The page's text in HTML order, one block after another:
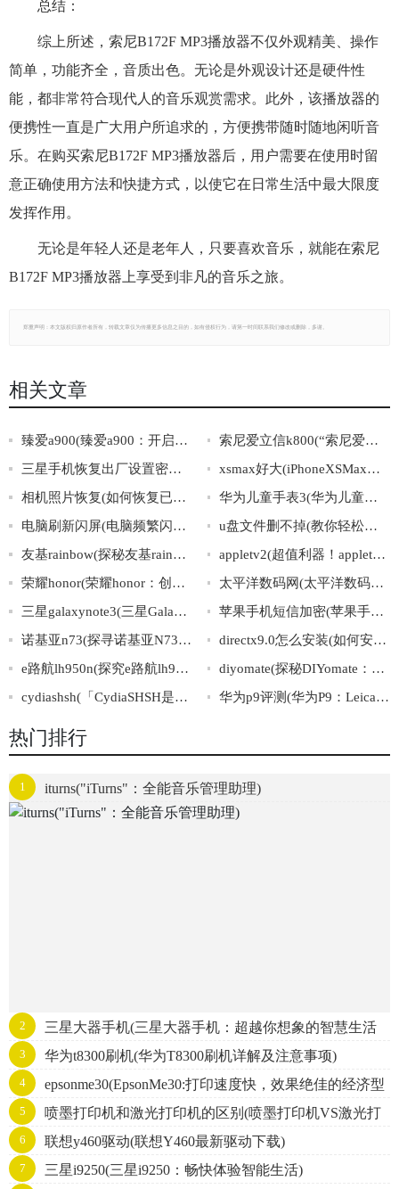
总结：
综上所述，索尼B172F MP3播放器不仅外观精美、操作
简单，功能齐全，音质出色。无论是外观设计还是硬件性
能，都非常符合现代人的音乐观赏需求。此外，该播放器的
便携性一直是广大用户所追求的，方便携带随时随地闲听音
乐。在购买索尼B172F MP3播放器后，用户需要在使用时留
意正确使用方法和快捷方式，以使它在日常生活中最大限度
发挥作用。
无论是年轻人还是老年人，只要喜欢音乐，就能在索尼
B172F MP3播放器上享受到非凡的音乐之旅。
郑重声明：本文版权归原作者所有，转载文章仅为传播更多信息之目的，如有侵权行为，请第一时间联系我们修改或删除，多谢。
相关文章
臻爱a900(臻爱a900：开启全面屏时代的智能手机之选)
索尼爱立信k800(“索尼爱立信K800”：数码界的经典之作)
三星手机恢复出厂设置密码(三星手机出厂设置密码详解及操作步骤)
xsmax好大(iPhoneXSMax的巨大尺寸带来的便捷与挑战)
相机照片恢复(如何恢复已删除的相机照片？)
华为儿童手表3(华为儿童手表3：让孩子健康成长的智能手表)
电脑刷新闪屏(电脑频繁闪屏，解决方法一网打尽！)
u盘文件删不掉(教你轻松解决难搞的U盘文件删除问题)
友基rainbow(探秘友基rainbow：一个打造多元友爱社区的故事)
appletv2(超值利器！appletv2——让你的电视焕然一新！)
荣耀honor(荣耀honor：创新科技下的非凡表现)
太平洋数码网(太平洋数码网：数字科技生活指南)
三星galaxynote3(三星GalaxyNote3：惊艳亮相的全方位智能手机)
苹果手机短信加密(苹果手机短信安全保障：加密机制探析)
诺基亚n73(探寻诺基亚N73的经典之处)
directx9.0怎么安装(如何安装DirectX9.0)
e路航lh950n(探究e路航lh950n的全面优势)
diyomate(探秘DIYomate：智能家居领域的新宠)
cydiashsh(「CydiaSHSH是什么？详解越狱必备工具」)
华为p9评测(华为P9：Leica双摄像评测)
热门排行
1 iturns("iTurns"：全能音乐管理助理)
2
三星大器手机(三星大器手机：超越你想象的智慧生活
选择)
3 华为t8300刷机(华为T8300刷机详解及注意事项)
4
epsonme30(EpsonMe30:打印速度快，效果绝佳的经济型
打印机)
5
喷墨打印机和激光打印机的区别(喷墨打印机VS激光打
印机：谁更胜一筹？)
6 联想y460驱动(联想Y460最新驱动下载)
7 三星i9250(三星i9250：畅快体验智能生活)